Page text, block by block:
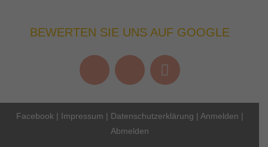
BEWERTEN SIE UNS AUF GOOGLE
Facebook | Impressum | Datenschutzerklärung | Anmelden |
Abmelden